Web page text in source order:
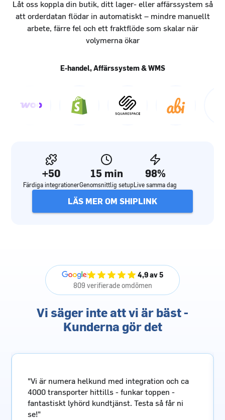
Låt oss koppla din butik, ditt lager- eller affärssystem så
att orderdatan flödar in automatiskt – mindre manuellt
arbete, färre fel och ett fraktflöde som skalar när
volymerna ökar
E-handel, Affärssystem & WMS
+50
Färdiga integrationer
15 min
Genomsnittlig setup
98%
Live samma dag
LÄS MER OM SHIPLINK
4,9 av 5
809 verifierade omdömen
Vi säger inte att vi är bäst -
Kunderna gör det
"Pålitlig fraktpartner med enkel o snabb
bokningssida, kunnig personal och sist men
inte minst prisvärt!"